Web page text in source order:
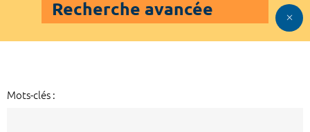
Recherche avancée
Mots-clés :